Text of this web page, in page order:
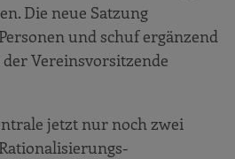
Die neue Satzung
und schuf ergänzend
Vereinsvorsitzende
jetzt nur noch zwei